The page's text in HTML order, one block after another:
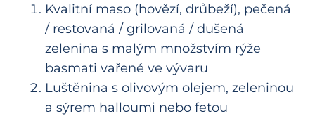
Kvalitní maso (hovězí, drůbeží), pečená
/ restovaná / grilovaná / dušená
zelenina s malým množstvím rýže
basmati vařené ve vývaru
Luštěnina s olivovým olejem, zeleninou
a sýrem halloumi nebo fetou